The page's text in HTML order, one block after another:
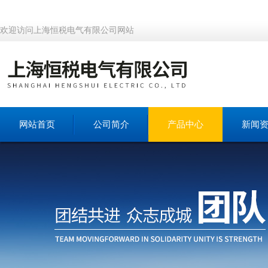
欢迎访问上海恒税电气有限公司网站
网站首页 公司简介 产品中心 新闻